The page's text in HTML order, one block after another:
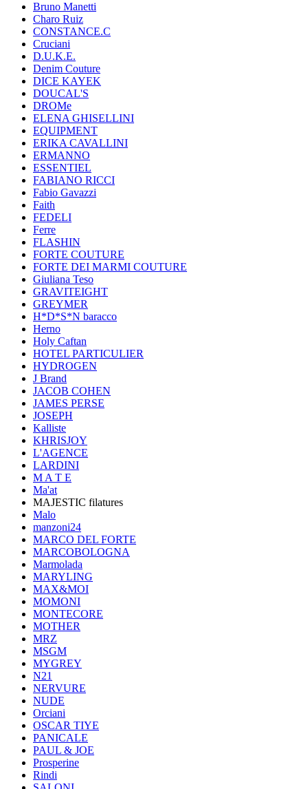
Bruno Manetti
Charo Ruiz
CONSTANCE.C
Cruciani
D.U.K.E.
Denim Couture
DICE KAYEK
DOUCAL'S
DROMe
ELENA GHISELLINI
EQUIPMENT
ERIKA CAVALLINI
ERMANNO
ESSENTIEL
FABIANO RICCI
Fabio Gavazzi
Faith
FEDELI
Ferre
FLASHIN
FORTE COUTURE
FORTE DEI MARMI COUTURE
Giuliana Teso
GRAVITEIGHT
GREYMER
H*D*S*N baracco
Herno
Holy Caftan
HOTEL PARTICULIER
HYDROGEN
J Brand
JACOB COHEN
JAMES PERSE
JOSEPH
Kalliste
KHRISJOY
L'AGENCE
LARDINI
M A T E
Ma'at
MAJESTIC filatures
Malo
manzoni24
MARCO DEL FORTE
MARCOBOLOGNA
Marmolada
MARYLING
MAX&MOI
MOMONI
MONTECORE
MOTHER
MRZ
MSGM
MYGREY
N21
NERVURE
NUDE
Orciani
OSCAR TIYE
PANICALE
PAUL & JOE
Prosperine
Rindi